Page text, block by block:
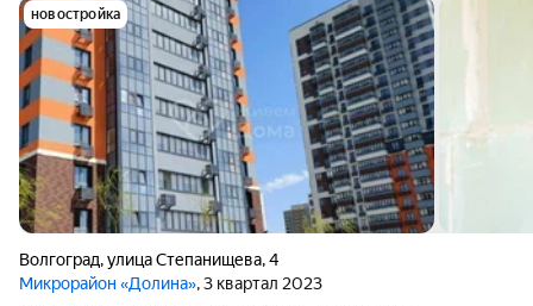
новостройка
Волгоград,улица Степанищева,4
Микрорайон «Долина», 3 квартал 2023